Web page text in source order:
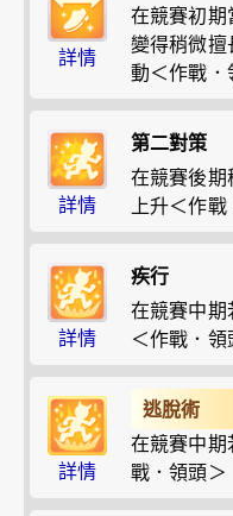
詳情
在競賽初
變得稍微
動＜作戰．
詳情
第二對策
在競賽後
上升＜作戰
詳情
疾行
在競賽中
＜作戰．領
詳情
逃脫術
在競賽中
戰．領頭＞